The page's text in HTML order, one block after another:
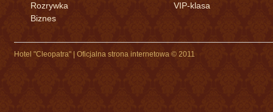
Rozrywka
Biznes
VIP-klasa
Hotel "Cleopatra" | Oficjalna strona internetowa © 2011